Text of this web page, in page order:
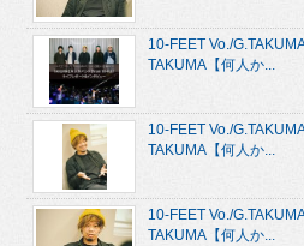
10-FEET Vo./
TAKUMA【何人か...
10-FEET Vo./
TAKUMA【何人か...
10-FEET Vo./
TAKUMA【何人か...